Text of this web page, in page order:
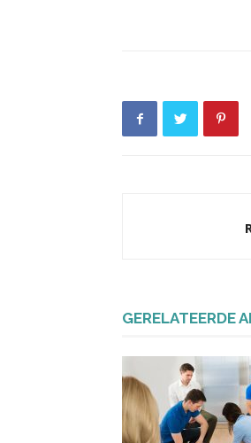
GERELATEERDE